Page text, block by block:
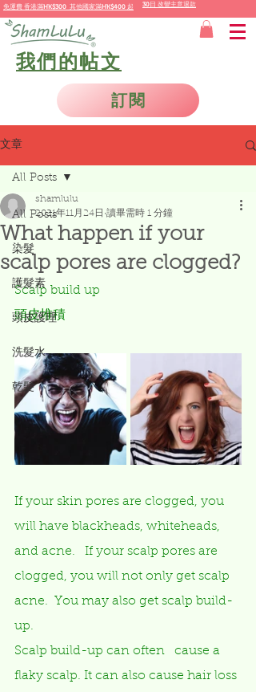
免運費 香港滿HK$300 其他國家滿HK$400 起 30日 改變主意退款
我們的帖文
訂閱
文章
All Posts
染髮
護髮素
頭皮護理
洗髮水
乾髮
All Posts
What happen if your
scalp pores are clogged?
shamlulu
2021年11月24日 讀畢需時 1 分鐘
Scalp build up
頭皮堆積
If your skin pores are clogged, you
will have blackheads, whiteheads,
and acne.   If your scalp pores are
clogged, you will not only get scalp
acne.  You may also get scalp build-
up.
Scalp build-up can often   cause a
flaky scalp. It can also cause hair loss